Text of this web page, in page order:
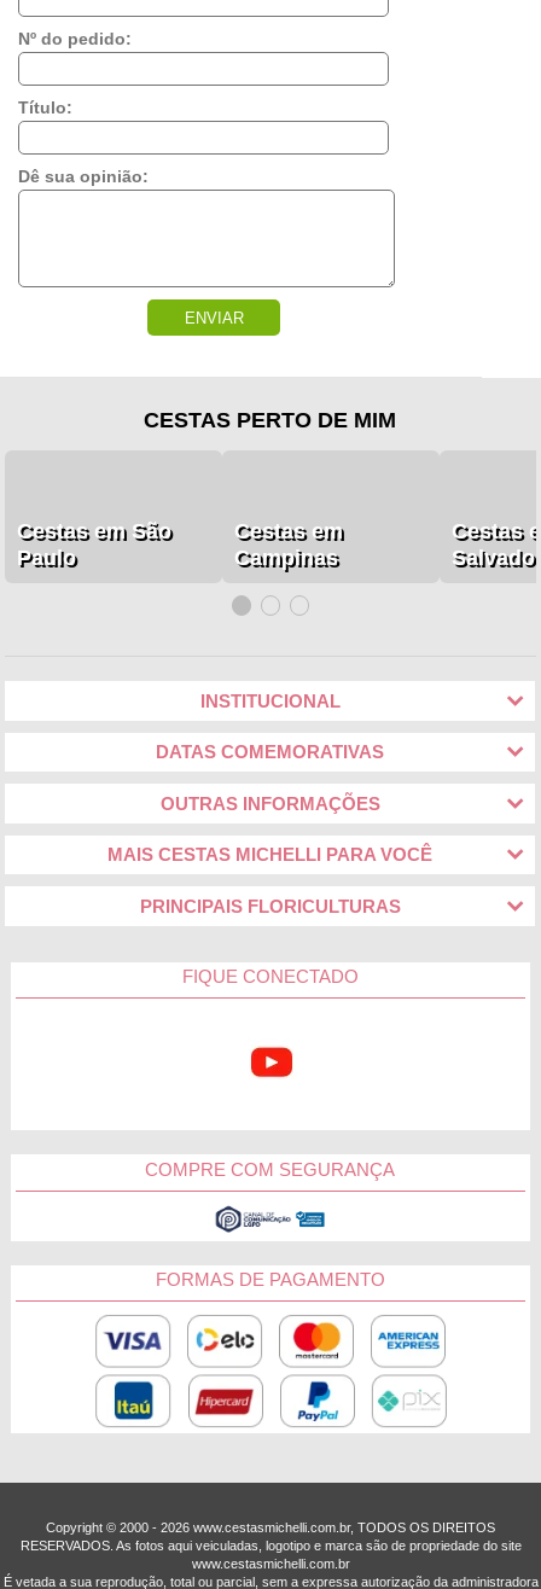
Nº do pedido:
Título:
Dê sua opinião:
ENVIAR
CESTAS PERTO DE MIM
Cestas em São
Paulo
Cestas em
Campinas
Cestas
INSTITUCIONAL
DATAS COMEMORATIVAS
OUTRAS INFORMAÇÕES
MAIS CESTAS MICHELLI PARA VOCÊ
PRINCIPAIS FLORICULTURAS
FIQUE CONECTADO
COMPRE COM SEGURANÇA
FORMAS DE PAGAMENTO
Copyright © 2000 - ­2026 www.cestasmichelli.com.br, TODOS OS DIREITOS
RESERVADOS. As fotos aqui veiculadas, logotipo e marca são de propriedade do site
www.cestasmichelli.com.br
É vetada a sua reprodução, total ou parcial, sem a expressa autorização da administradora